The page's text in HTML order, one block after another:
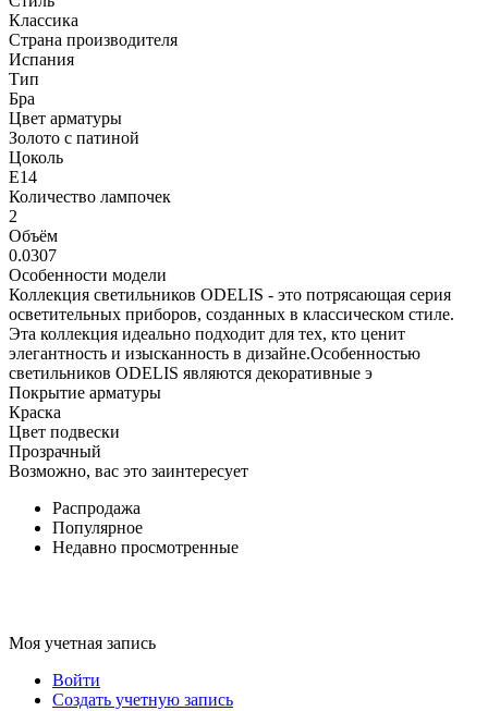
Классика
Страна производителя
Испания
Тип
Бра
Цвет арматуры
Золото с патиной
Цоколь
E14
Количество лампочек
2
Объём
0.0307
Особенности модели
Коллекция светильников ODELIS - это потрясающая серия
осветительных приборов, созданных в классическом стиле.
Эта коллекция идеально подходит для тех, кто ценит
элегантность и изысканность в дизайне.Особенностью
светильников ODELIS являются декоративные э
Покрытие арматуры
Краска
Цвет подвески
Прозрачный
Возможно, вас это заинтересует
Распродажа
Популярное
Недавно просмотренные
Моя учетная запись
Войти
Создать учетную запись